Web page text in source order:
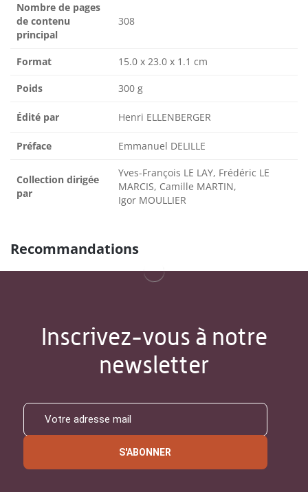
Nombre de pages
de contenu
principal
308
Format 15.0 x 23.0 x 1.1 cm
Poids 300 g
Édité par Henri ELLENBERGER
Préface Emmanuel DELILLE
Collection dirigée
par
Yves-François LE LAY, Frédéric LE
MARCIS, Camille MARTIN,
Igor MOULLIER
Recommandations
Inscrivez-vous à notre
newsletter
S'ABONNER